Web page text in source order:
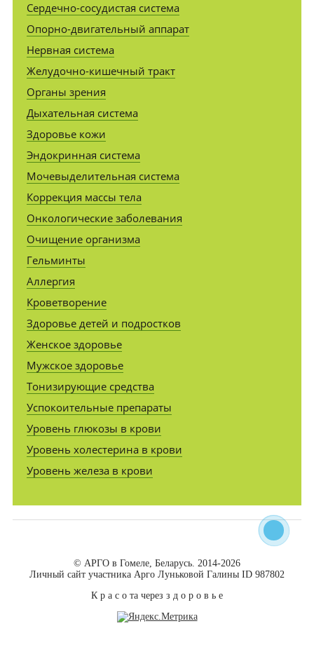
Сердечно-сосудистая система
Опорно-двигательный аппарат
Нервная система
Желудочно-кишечный тракт
Органы зрения
Дыхательная система
Здоровье кожи
Эндокринная система
Мочевыделительная система
Коррекция массы тела
Онкологические заболевания
Очищение организма
Гельминты
Аллергия
Кроветворение
Здоровье детей и подростков
Женское здоровье
Мужское здоровье
Тонизирующие средства
Успокоительные препараты
Уровень глюкозы в крови
Уровень холестерина в крови
Уровень железа в крови
© АРГО в Гомеле, Беларусь. 2014-2026
Личный сайт участника Арго Луньковой Галины ID 987802
К р а с о та через з д о р о в ь е